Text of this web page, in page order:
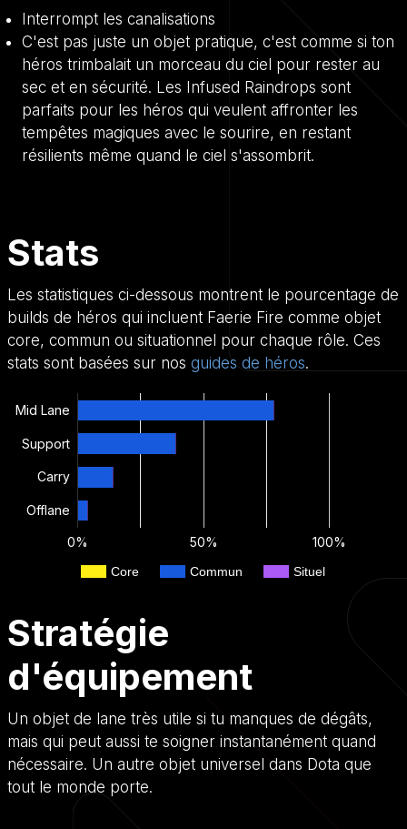
Interrompt les canalisations
C'est pas juste un objet pratique, c'est comme si ton
héros trimbalait un morceau du ciel pour rester au
sec et en sécurité. Les Infused Raindrops sont
parfaits pour les héros qui veulent affronter les
tempêtes magiques avec le sourire, en restant
résilients même quand le ciel s'assombrit.
Stats
Les statistiques ci-dessous montrent le pourcentage de
builds de héros qui incluent Faerie Fire comme objet
core, commun ou situationnel pour chaque rôle. Ces
stats sont basées sur nos guides de héros.
Core Commun Situel
0% 50% 100%
Mid Lane
Support
Carry
Offlane
Stratégie
d'équipement
Un objet de lane très utile si tu manques de dégâts,
mais qui peut aussi te soigner instantanément quand
nécessaire. Un autre objet universel dans Dota que
tout le monde porte.